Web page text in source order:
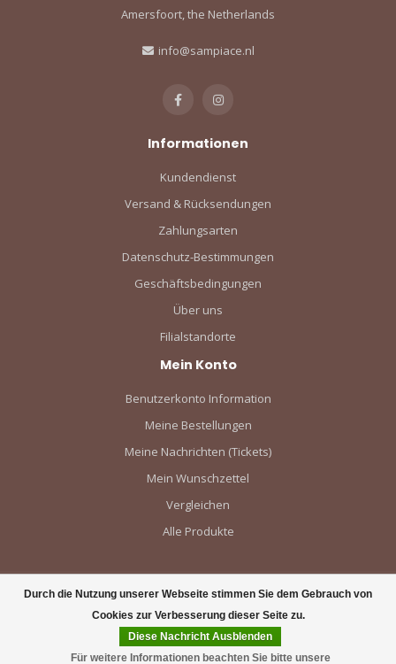
Durch die Nutzung unserer Webseite stimmen Sie dem Gebrauch von
Cookies zur Verbesserung dieser Seite zu.
Diese Nachricht Ausblenden
Für weitere Informationen beachten Sie bitte unsere
Amersfoort, the Netherlands
info@sampiace.nl
Informationen
Kundendienst
Versand & Rücksendungen
Zahlungsarten
Datenschutz-Bestimmungen
Geschäftsbedingungen
Über uns
Filialstandorte
Mein Konto
Benutzerkonto Information
Meine Bestellungen
Meine Nachrichten (Tickets)
Mein Wunschzettel
Vergleichen
Alle Produkte